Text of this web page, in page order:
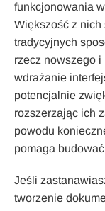
funkcjonowania
Większość z nich
tradycyjnych
rzecz nowszego i
wdrażanie
potencjalnie
rozszerzając ich
powodu
pomaga
Jeśli
tworzenie